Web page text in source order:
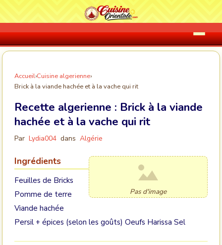
Accueil›Cuisine algerienne›
Brick à la viande hachée et à la vache qui rit
Recette algerienne : Brick à la viande
hachée et à la vache qui rit
Par Lydia004 dans Algérie
Pas d'image
Ingrédients
Feuilles de Bricks
Pomme de terre
Viande hachée
Persil + épices (selon les goûts) Oeufs Harissa Sel